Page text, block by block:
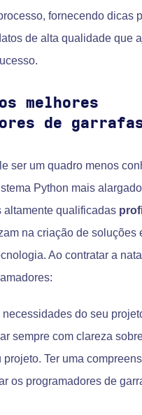
fornecendo dicas
de alta qualidade que
melhores
de
ser um quadro menos
Python mais
altamente qualificadas
na criação de soluções
Ao contratar a
do seu
sempre com clareza
projeto. Ter uma
os programadores de